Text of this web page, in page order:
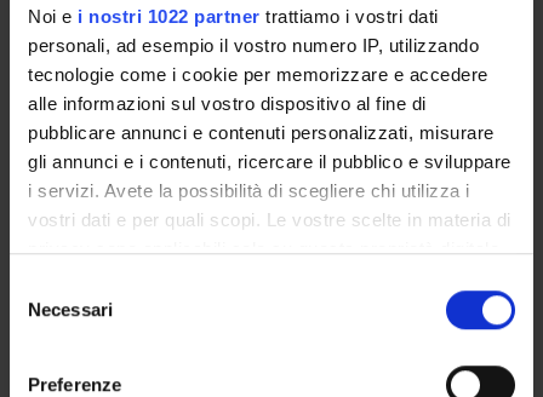
Noi e i nostri 1022 partner trattiamo i vostri dati
personali, ad esempio il vostro numero IP, utilizzando
tecnologie come i cookie per memorizzare e accedere
alle informazioni sul vostro dispositivo al fine di
pubblicare annunci e contenuti personalizzati, misurare
gli annunci e i contenuti, ricercare il pubblico e sviluppare
i servizi. Avete la possibilità di scegliere chi utilizza i
vostri dati e per quali scopi. Le vostre scelte in materia di
privacy sono applicabili solo su questa proprietà digitale
modificare o revocare il proprio consenso in qualsiasi
momento dalla Dichiarazione sui cookie o facendo clic
delNecessari
Preferenze
VIDEO EVENTI TERZA
MISSIONE
Specializzazione in Metodi e Pratiche di rafforzamento dei
percorsi di presa in carico e accompagnamento sociale